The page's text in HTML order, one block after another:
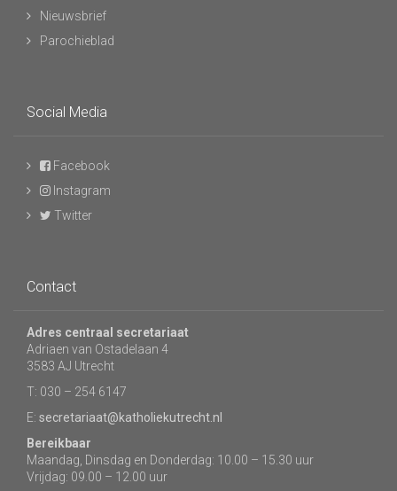
Nieuwsbrief
Parochieblad
Social Media
Facebook
Instagram
Twitter
Contact
Adres centraal secretariaat
Adriaen van Ostadelaan 4
3583 AJ Utrecht
T: 030 – 254 6147
E: secretariaat@katholiekutrecht.nl
Bereikbaar
Maandag, Dinsdag en Donderdag: 10.00 – 15.30 uur
Vrijdag: 09.00 – 12.00 uur